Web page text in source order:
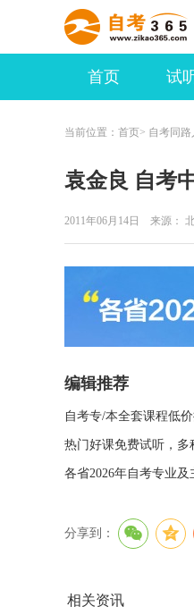
首页 试
当前位置： 首页> 自考同路
袁金良 自考
2011年06月14日 来源：
编辑推荐
自考专/本全套课程低
热门好课免费试听，多
各省2026年自考专业及
分享到：
相关资讯